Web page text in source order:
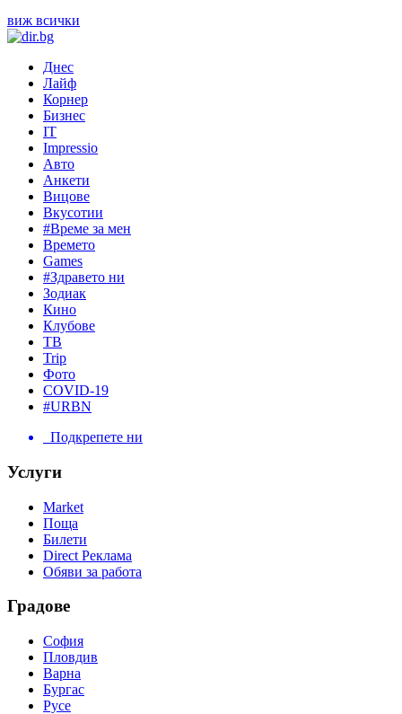
виж всички
Днес
Лайф
Корнер
Бизнес
IT
Impressio
Авто
Анкети
Вицове
Вкусотии
#Време за мен
Времето
Games
#Здравето ни
Зодиак
Кино
Клубове
ТВ
Trip
Фото
COVID-19
#URBN
Подкрепете ни
Услуги
Market
Поща
Билети
Direct Реклама
Обяви за работа
Градове
София
Пловдив
Варна
Бургас
Русе